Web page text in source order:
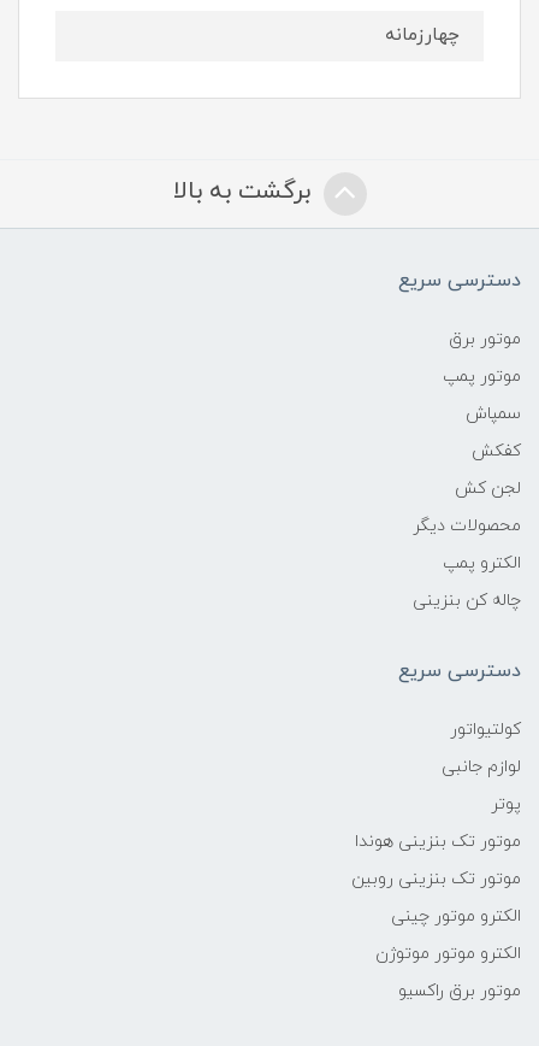
چهارزمانه
برگشت به بالا
دسترسی سریع
موتور برق
موتور پمپ
سمپاش
کفکش
لجن کش
محصولات دیگر
الکترو پمپ
چاله کن بنزینی
دسترسی سریع
کولتیواتور
لوازم جانبی
پوتر
موتور تک بنزینی هوندا
موتور تک بنزینی روبین
الکترو موتور چینی
الکترو موتور موتوژن
موتور برق راکسیو